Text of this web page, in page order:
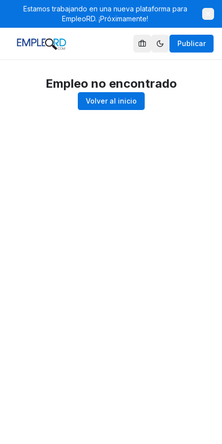
Estamos trabajando en una nueva plataforma para
EmpleoRD. ¡Próximamente!
Publicar
Empleo no encontrado
Volver al inicio